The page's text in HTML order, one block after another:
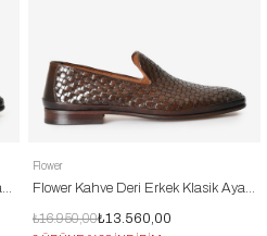
Flower Siyah Deri Erkek Klasik Ayakkabı
Flower
Flower Kahve Deri Erkek Klasik Ayakkabı
₺13.560,00
₺16.950,00